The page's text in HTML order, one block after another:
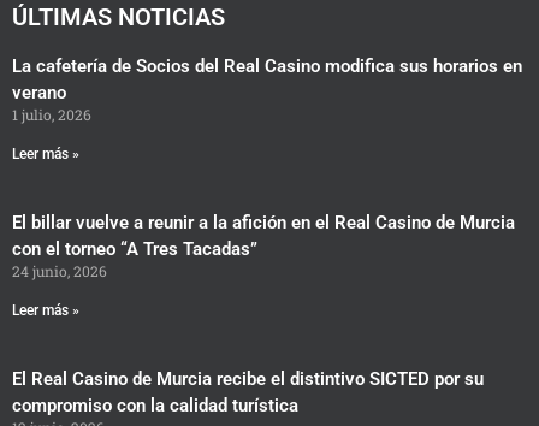
ÚLTIMAS NOTICIAS
La cafetería de Socios del Real Casino modifica sus horarios en
verano
1 julio, 2026
Leer más »
El billar vuelve a reunir a la afición en el Real Casino de Murcia
con el torneo “A Tres Tacadas”
24 junio, 2026
Leer más »
El Real Casino de Murcia recibe el distintivo SICTED por su
compromiso con la calidad turística